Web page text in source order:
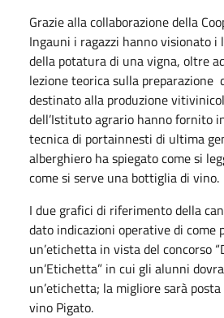
Grazie alla collaborazione della
Ingauni i ragazzi hanno visionato
della potatura di una vigna, oltre
lezione teorica sulla preparazione
destinato alla produzione
dell’Istituto agrario hanno fornito
tecnica di portainnesti di ultima
alberghiero ha spiegato come si
come si serve una bottiglia di vino.
I due grafici di riferimento della
dato indicazioni operative di come
un’etichetta in vista del concorso
un’Etichetta” in cui gli alunni
un’etichetta; la migliore sarà
vino Pigato.